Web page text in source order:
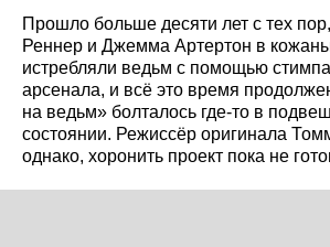
Прошло больше десяти лет с тех
Реннер и Джемма Артертон в
истребляли ведьм с помощью
арсенала, и всё это время
на ведьм» болталось где-то в
состоянии. Режиссёр оригинала
однако, хоронить проект пока не